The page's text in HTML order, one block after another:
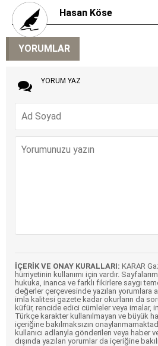
Hasan Köse
YORUMLAR
YORUM YAZ
İÇERİK VE ONAY KURALLARI: KARAR
hürriyetinin kullanımı için vardır.
hukuka, inanca ve farklı fikirlere saygı
değerler çerçevesinde yazılan yorumlara
imla kalitesi gazete kadar okurların da
küfür, rencide edici cümleler veya imalar,
Türkçe karakter kullanılmayan ve büyük
içeriğine bakılmaksızın
kullanıcı adlarıyla gönderilen veya haber
dışında yazılan yorumlar da içeriğine